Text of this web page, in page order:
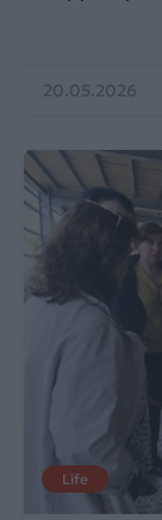
20.05.2026
Life